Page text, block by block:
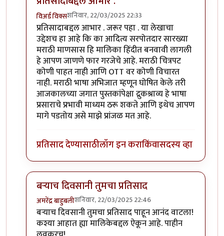
विअर्ड विक्सशनिवार, 22/03/2025 22:33
In reply toमालिकेचे माहिती नाही.byसस्नेह
प्रतिसादाबद्दल आभार . जरूर पहा . या लेखाचा
उद्देशच हा आहे कि का आदित्य सरपोतदार सारख्या
मराठी माणसास हि मालिका हिंदीत बनवावी लागली
हे आपण जाणणे फार गरजेचे आहे. मराठी चित्रपट
कोणी पाहत नाही आणि OTT वर कोणी विचारत
नाही. मराठी भाषा अभिजात म्हणून घोषित केले तरी
आजकालच्या जगात पुस्तकांपेक्षा द्रुकश्राव्य हे भाषा
प्रसाराचे प्रभावी माध्यम ठरू शकते आणि इथेच आपण
मागे पडतोय असे माझे प्रांजळ मत आहे.
प्रतिसाद देण्यासाठीलॉग इन कराकिंवासदस्य व्हा
बऱ्याच दिवसानी तुमचा प्रतिसाद
अमरेंद्र बाहुबलीशनिवार, 22/03/2025 22:46
In reply toमालिकेचे माहिती नाही.byसस्नेह
बऱ्याच दिवसानी तुमचा प्रतिसाद पाहून आनंद वाटला!
कश्या आहात ह्या मालिकेबद्दल ऐकून आहे. पाहीन